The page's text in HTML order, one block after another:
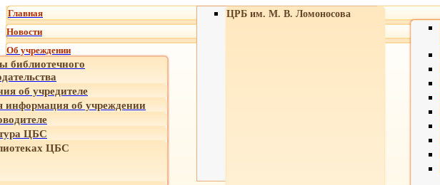
Главная
Новости
Об учреждении
библиотечного
об учредителе
об учреждении
ЦБС
ЦБС
ЦРБ им. М. В. Ломоносова